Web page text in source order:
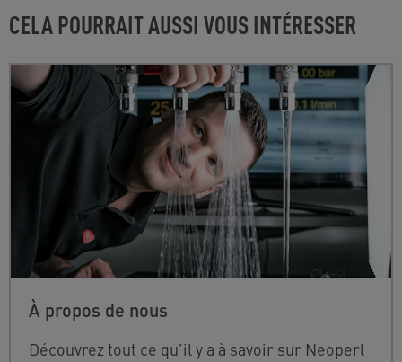
CELA POURRAIT AUSSI VOUS INTÉRESSER
À propos de nous
Découvrez tout ce qu’il y a à savoir sur Neoperl